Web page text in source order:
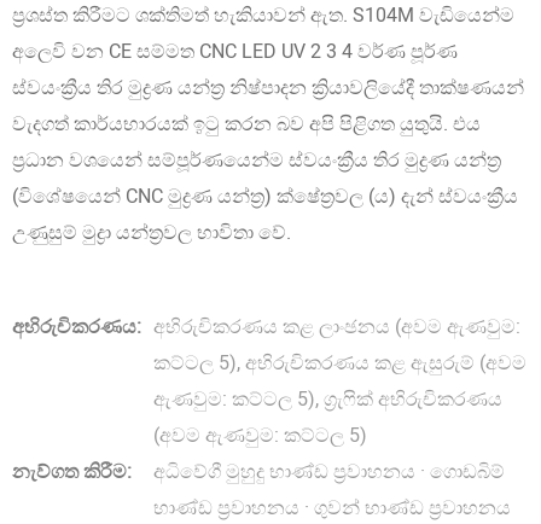
ප්‍රශස්ත කිරීමට ශක්තිමත් හැකියාවන් ඇත. S104M වැඩියෙන්ම
අලෙවි වන CE සම්මත CNC LED UV 2 3 4 වර්ණ පූර්ණ
ස්වයංක්‍රීය තිර මුද්‍රණ යන්ත්‍ර නිෂ්පාදන ක්‍රියාවලියේදී තාක්ෂණයන්
වැදගත් කාර්යභාරයක් ඉටු කරන බව අපි පිළිගත යුතුයි. එය
ප්‍රධාන වශයෙන් සම්පූර්ණයෙන්ම ස්වයංක්‍රීය තිර මුද්‍රණ යන්ත්‍ර
(විශේෂයෙන් CNC මුද්‍රණ යන්ත්‍ර) ක්ෂේත්‍රවල (ය) දැන් ස්වයංක්‍රීය
උණුසුම් මුද්‍රා යන්ත්‍රවල භාවිතා වේ.
අභිරුචිකරණය: අභිරුචිකරණය කළ ලාංඡනය (අවම ඇණවුම:
කට්ටල 5), අභිරුචිකරණය කළ ඇසුරුම් (අවම
ඇණවුම: කට්ටල 5), ග්‍රැෆික් අභිරුචිකරණය
(අවම ඇණවුම: කට්ටල 5)
නැව්ගත කිරීම:
අධිවේගී මුහුදු භාණ්ඩ ප්‍රවාහනය · ගොඩබිම්
භාණ්ඩ ප්‍රවාහනය · ගුවන් භාණ්ඩ ප්‍රවාහනය